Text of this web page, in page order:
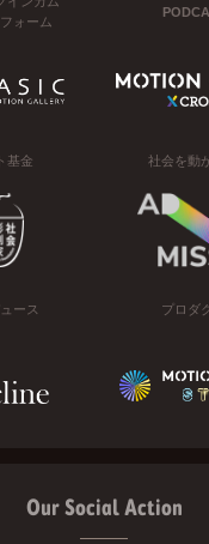
ォーム
基金 社会を動
ース プロダ
Our Social Action